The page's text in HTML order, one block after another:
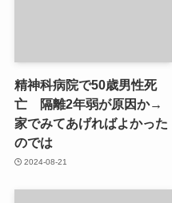
精神科病院で50歳男性死
亡 隔離2年弱が原因か→
家でみてあげればよかった
のでは
2024-08-21